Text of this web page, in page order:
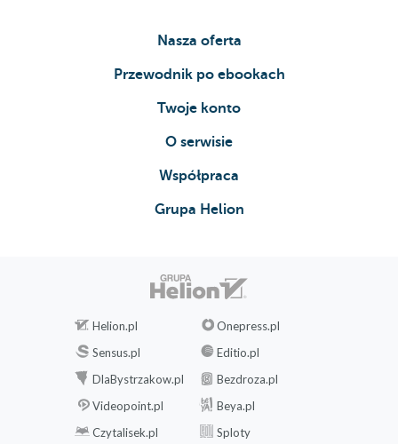
Nasza oferta
Przewodnik po ebookach
Twoje konto
O serwisie
Współpraca
Grupa Helion
Helion.pl
Onepress.pl
Sensus.pl
Editio.pl
DlaBystrzakow.pl
Bezdroza.pl
Videopoint.pl
Beya.pl
Czytalisek.pl
Sploty